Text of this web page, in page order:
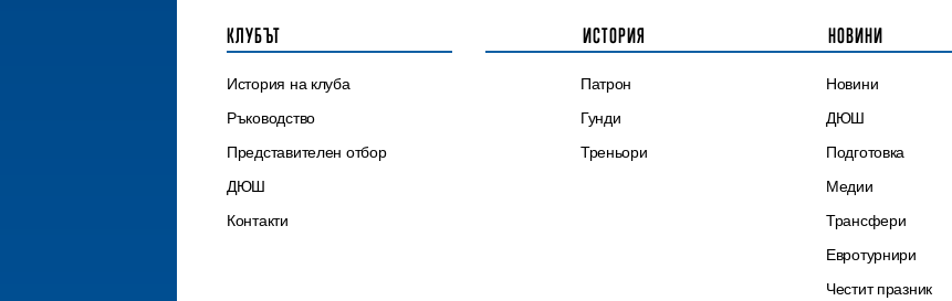
КЛУБЪТ
История на клуба
Ръководство
Представителен отбор
ДЮШ
Контакти
ИСТОРИЯ
Патрон
Гунди
Треньори
НОВИНИ
Новини
ДЮШ
Подготовка
Медии
Трансфери
Евротурнири
Честит празник